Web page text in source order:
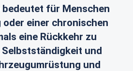
bedeutet für Menschen
oder einer chronischen
eine Rückkehr zu
und
und